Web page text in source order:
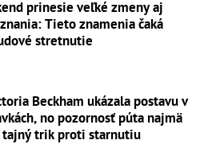
prinesie veľké zmeny aj
Tieto znamenia čaká
stretnutie
Beckham ukázala postavu v
no pozornosť púta najmä
trik proti starnutiu